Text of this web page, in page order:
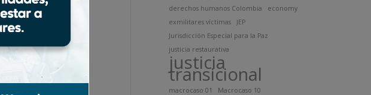
2025
derechos humanos Colombia
economy
exmilitares víctimas
JEP
Jurisdicción Especial para la Paz
justicia restaurativa
justicia
transicional
macrocaso 01
Macrocaso 10